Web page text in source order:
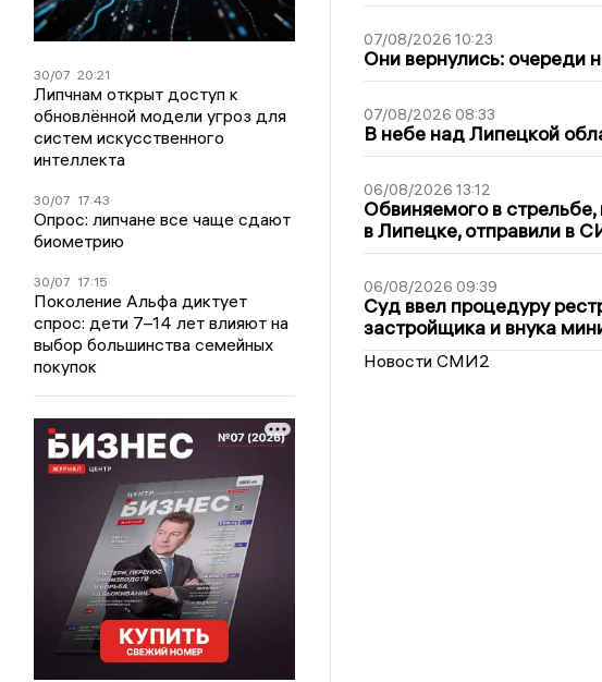
30/07 20:21
Липчнам открыт доступ к
обновлённой модели угроз для
систем искусственного
интеллекта
30/07 17:43
Опрос: липчане все чаще сдают
биометрию
30/07 17:15
Поколение Альфа диктует
спрос: дети 7–14 лет влияют на
выбор большинства семейных
покупок
07/08/2026 10:23
Они вернулись: очереди
07/08/2026 08:33
В небе над Липецкой
06/08/2026 13:12
Обвиняемого в
в Липецке, отправили в
06/08/2026 09:39
Суд ввел процедуру
застройщика и внука
Новости СМИ2